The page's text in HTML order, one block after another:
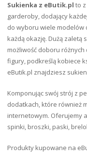
Sukienka z eButik.pl to
garderoby, dodający
do wyboru wiele
każdą okazję. Dużą
możliwość doboru
figury, podkreślą kobiece
eButik.pl znajdziesz
Komponując swój strój z
dodatkach, które również
internetowym. Oferujemy
spinki, broszki, paski,
Produkty kupowane na